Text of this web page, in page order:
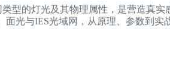
型的灯光及其物理属性，是营造真实
光与IES光域网，从原理、参数到实